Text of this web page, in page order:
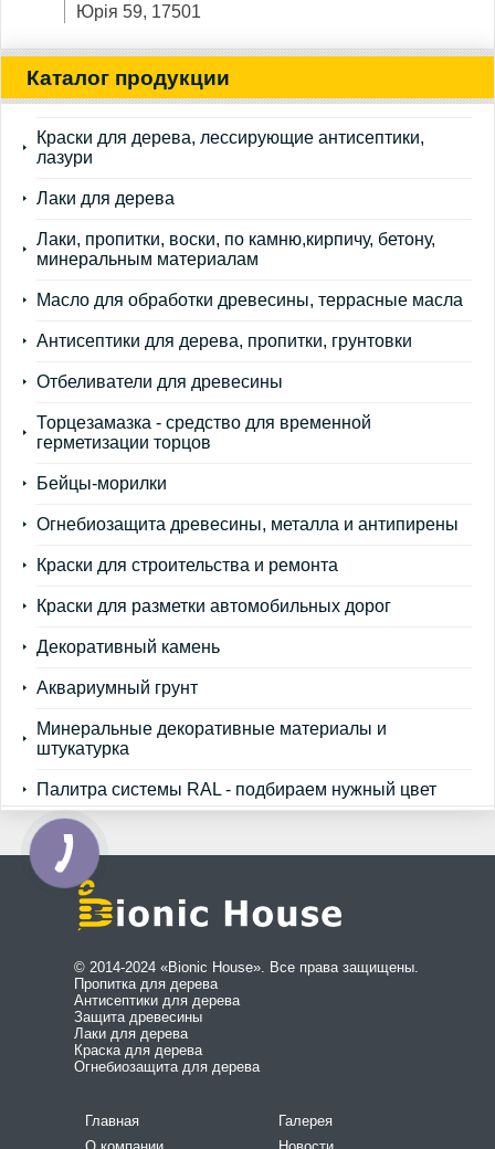
Каталог продукции
Краски для дерева, лессирующие антисептики,
лазури
Лаки для дерева
Лаки, пропитки, воски, по камню,кирпичу, бетону,
минеральным материалам
Масло для обработки древесины, террасные масла
Антисептики для дерева, пропитки, грунтовки
Отбеливатели для древесины
Торцезамазка - средство для временной
герметизации торцов
Бейцы-морилки
Огнебиозащита древесины, металла и антипирены
Краски для строительства и ремонта
Краски для разметки автомобильных дорог
Декоративный камень
Аквариумный грунт
Минеральные декоративные материалы и
штукатурка
Палитра системы RAL - подбираем нужный цвет
Юрія 59, 17501
© 2014-2024 «Bionic House». Все права защищены.
Пропитка для дерева
Антисептики для дерева
Защита древесины
Лаки для дерева
Краска для дерева
Огнебиозащита для дерева
Главная
Галерея